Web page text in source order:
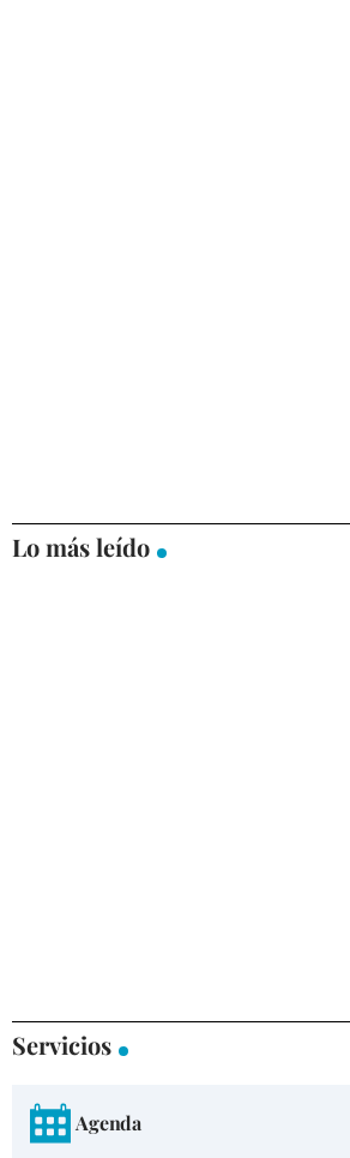
Lo más leído
Servicios
Agenda